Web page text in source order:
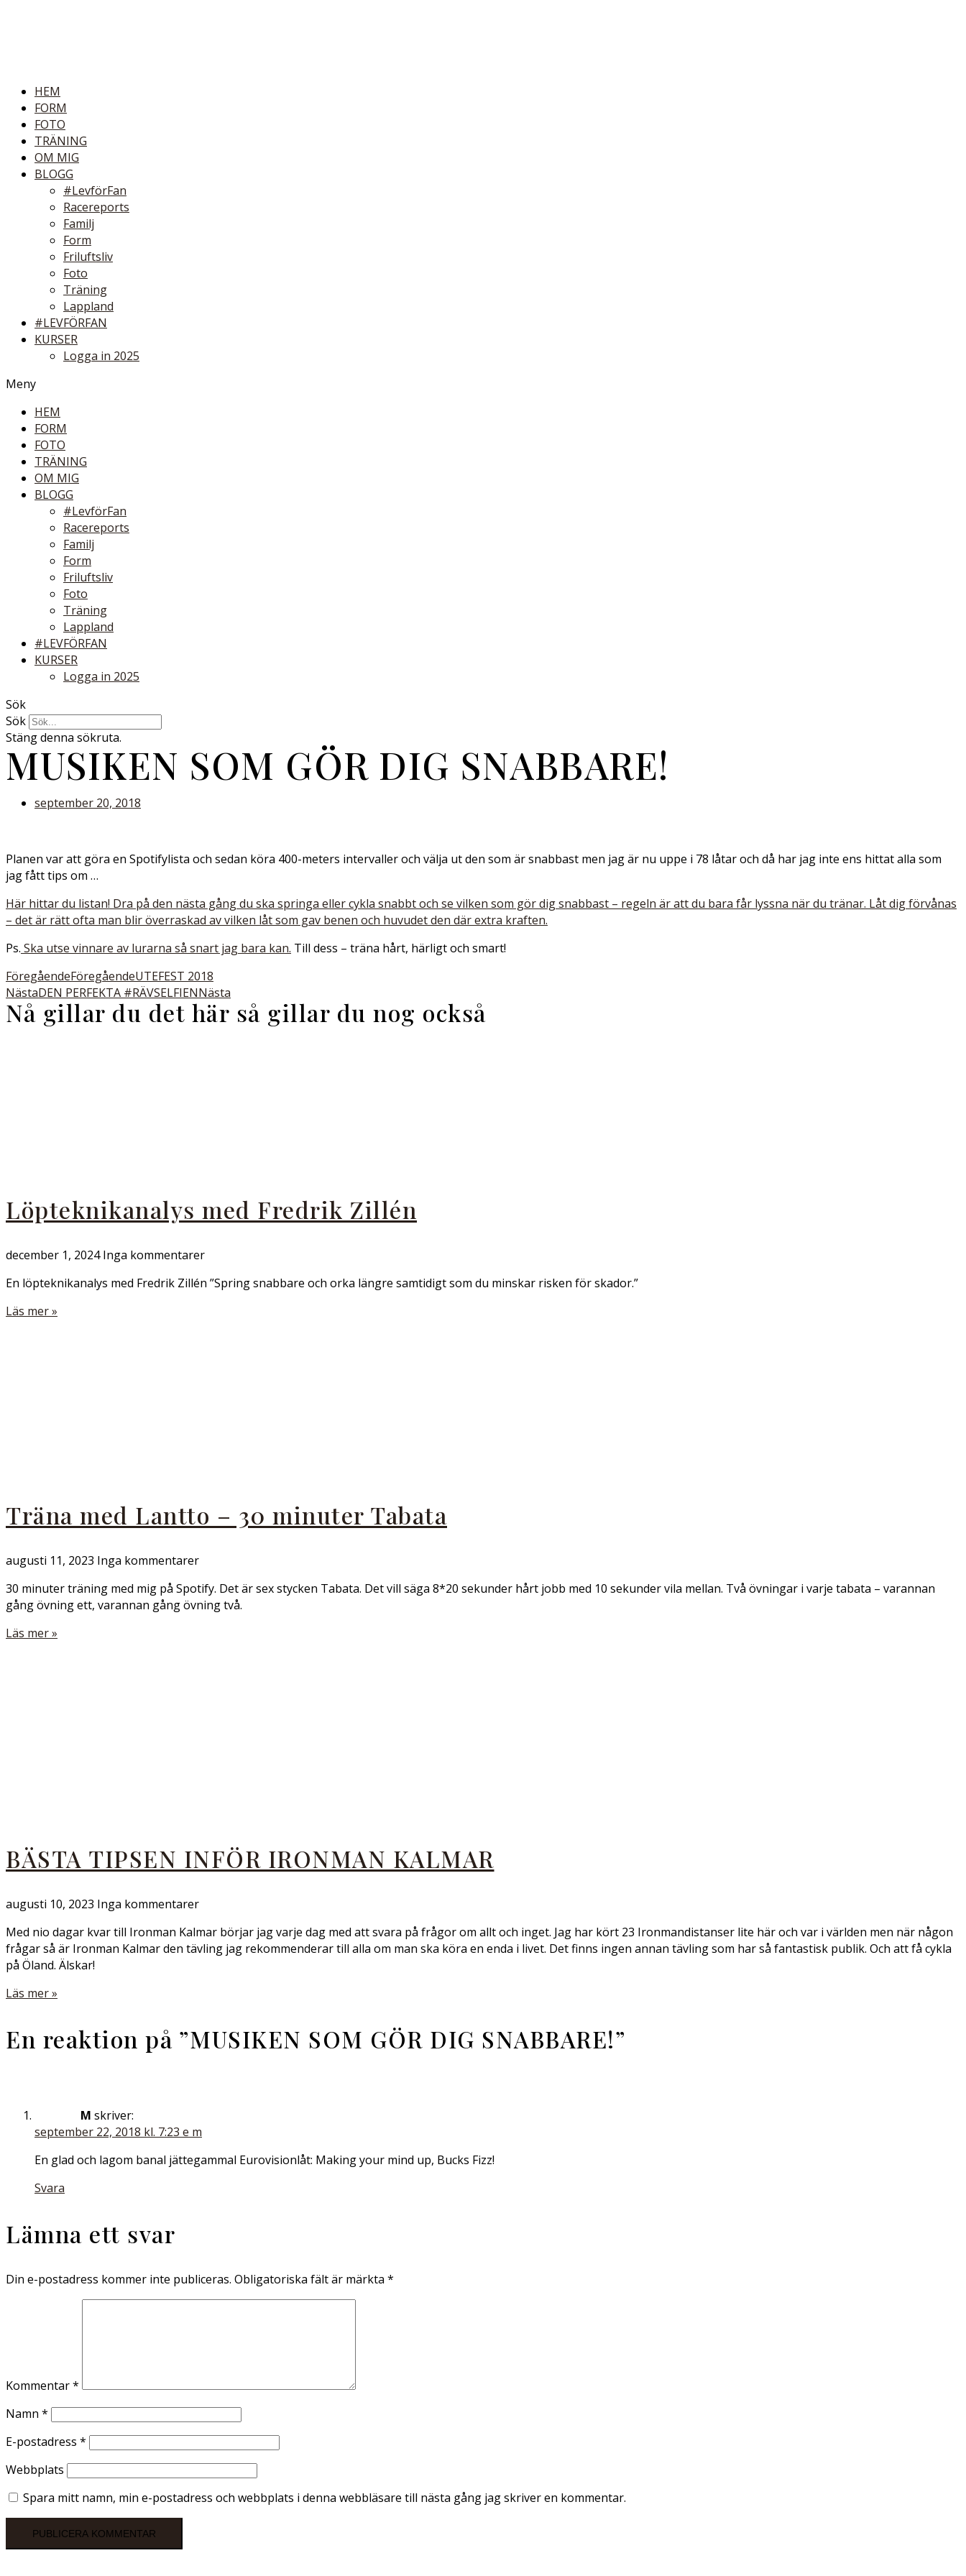
HEM
FORM
FOTO
TRÄNING
OM MIG
BLOGG
#LevförFan
Racereports
Familj
Form
Friluftsliv
Foto
Träning
Lappland
#LEVFÖRFAN
KURSER
Logga in 2025
Meny
HEM
FORM
FOTO
TRÄNING
OM MIG
BLOGG
#LevförFan
Racereports
Familj
Form
Friluftsliv
Foto
Träning
Lappland
#LEVFÖRFAN
KURSER
Logga in 2025
Sök
Sök
Stäng denna sökruta.
MUSIKEN SOM GÖR DIG SNABBARE!
september 20, 2018
Planen var att göra en Spotifylista och sedan köra 400-meters intervaller och välja ut den som är snabbast men jag är nu uppe i 78 låtar och då har jag inte ens hittat alla som
jag fått tips om …
Här hittar du listan! Dra på den nästa gång du ska springa eller cykla snabbt och se vilken som gör dig snabbast – regeln är att du bara får lyssna när du tränar. Låt dig förvånas
– det är rätt ofta man blir överraskad av vilken låt som gav benen och huvudet den där extra kraften.
Ps. Ska utse vinnare av lurarna så snart jag bara kan. Till dess – träna hårt, härligt och smart!
FöregåendeFöregåendeUTEFEST 2018
NästaDEN PERFEKTA #RÄVSELFIENNästa
Nå gillar du det här så gillar du nog också
Löpteknikanalys med Fredrik Zillén
december 1, 2024Inga kommentarer
En löpteknikanalys med Fredrik Zillén ”Spring snabbare och orka längre samtidigt som du minskar risken för skador.”
Läs mer »
Träna med Lantto – 30 minuter Tabata
augusti 11, 2023 Inga kommentarer
30 minuter träning med mig på Spotify. Det är sex stycken Tabata. Det vill säga 8*20 sekunder hårt jobb med 10 sekunder vila mellan. Två övningar i varje tabata – varannan
gång övning ett, varannan gång övning två.
Läs mer »
BÄSTA TIPSEN INFÖR IRONMAN KALMAR
augusti 10, 2023 Inga kommentarer
Med nio dagar kvar till Ironman Kalmar börjar jag varje dag med att svara på frågor om allt och inget. Jag har kört 23 Ironmandistanser lite här och var i världen men när någon
frågar så är Ironman Kalmar den tävling jag rekommenderar till alla om man ska köra en enda i livet. Det finns ingen annan tävling som har så fantastisk publik. Och att få cykla
på Öland. Älskar!
Läs mer »
En reaktion på ”MUSIKEN SOM GÖR DIG SNABBARE!”
M skriver:
september 22, 2018 kl. 7:23 e m
En glad och lagom banal jättegammal Eurovisionlåt: Making your mind up, Bucks Fizz!
Svara
Lämna ett svar
Din e-postadress kommer inte publiceras. Obligatoriska fält är märkta *
Kommentar*
Namn *
E-postadress *
Webbplats
Spara mitt namn, min e-postadress och webbplats i denna webbläsare till nästa gång jag skriver en kommentar.